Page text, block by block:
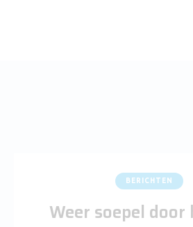
BERICHTEN
Weer soepel door